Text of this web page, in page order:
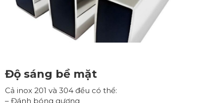
Độ sáng bề mặt
Cả inox 201 và 304 đều có thể:
– Đánh bóng gương